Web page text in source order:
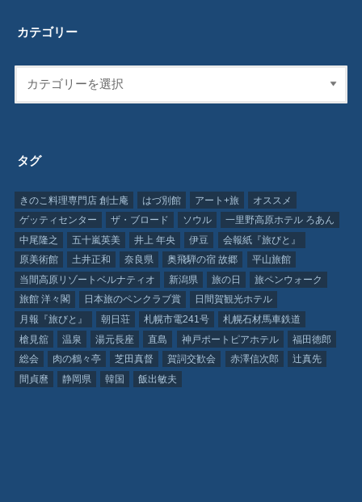
カテゴリー
タグ
きのこ料理専門店 創士庵 はづ別館 アート+旅
オススメ
ゲッティセンター
ザ・ブロード ソウル
一里野高原ホテル ろあん
中尾隆之
五十嵐英美 井上 年央 伊豆
会報紙『旅びと』
原美術館
土井正和 奈良県 奥飛騨の宿 故郷
平山旅館
当間高原リゾートベルナティオ
新潟県 旅の日
旅ペンウォーク
旅館 洋々閣
日本旅のペンクラブ賞
日間賀観光ホテル
月報『旅びと』
朝日荘 札幌市電241号
札幌石材馬車鉄道
槍見舘
温泉 湯元長座 直島 神戸ポートピアホテル
福田徳郎
総会
肉の鶴々亭 芝田真督 賀詞交歓会 赤澤信次郎
辻真先
間貞麿
静岡県 韓国 飯出敏夫